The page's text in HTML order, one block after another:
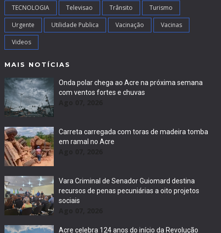
TECNOLOGIA Televisao Trânsito Turismo
Urgente Utilidade Publica Vacinação Vacinas
Videos
MAIS NOTÍCIAS
Onda polar chega ao Acre na próxima semana
com ventos fortes e chuvas
Carreta carregada com toras de madeira tomba
em ramal no Acre
Vara Criminal de Senador Guiomard destina
recursos de penas pecuniárias a oito projetos
sociais
Acre celebra 124 anos do início da Revolução